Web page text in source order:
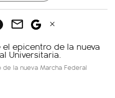
la nueva Marcha Federal